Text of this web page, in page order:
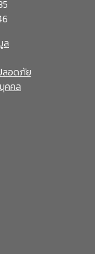
ล
ลอดภัย
คคล